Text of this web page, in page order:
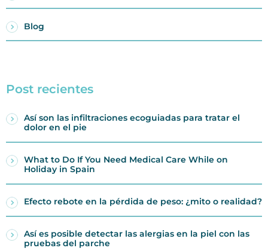
Blog
Post recientes
Así son las infiltraciones ecoguiadas para tratar el
dolor en el pie
What to Do If You Need Medical Care While on
Holiday in Spain
Efecto rebote en la pérdida de peso: ¿mito o realidad?
Así es posible detectar las alergias en la piel con las
pruebas del parche